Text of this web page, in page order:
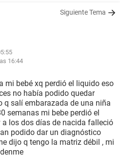
Siguiente Tema
16:44
mi bebé xq perdió el liquido eso
no había podido quedar
q salí embarazada de una niña
semanas mi bebe perdió el
los dos días de nacida falleció
podido dar un diagnóstico
dijo q tengo la matriz débil , mi